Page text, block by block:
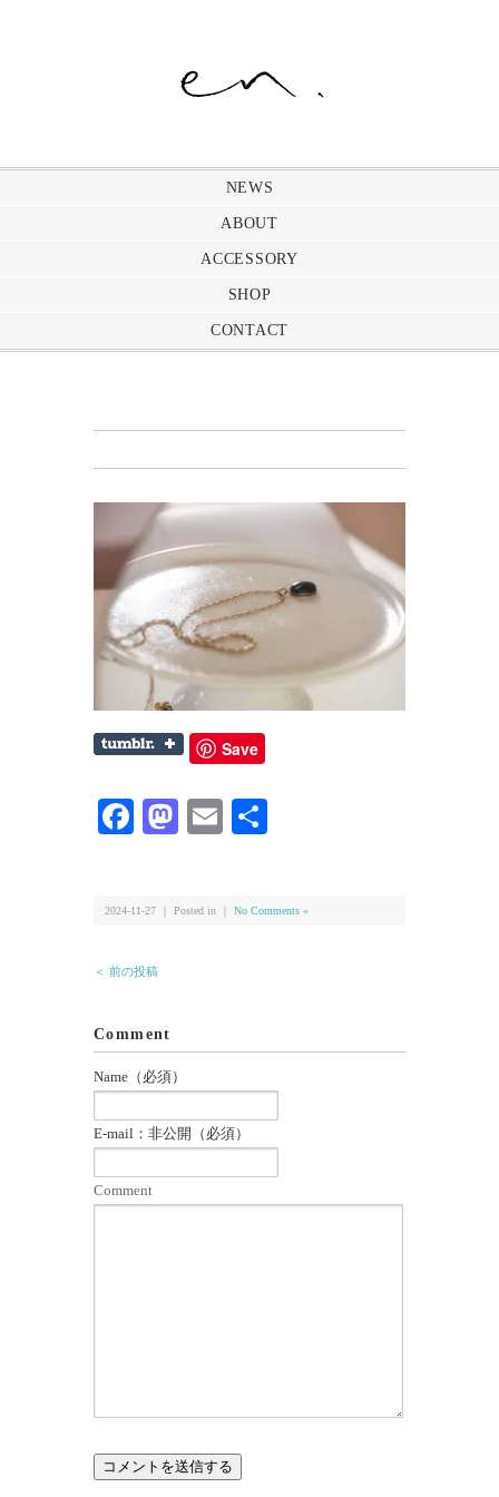
NEWS
ABOUT
ACCESSORY
SHOP
CONTACT
Save
Facebook
Mastodon
Email
2024-11-27 ｜ Posted in ｜ No Comments »
＜ 前の投稿
Comment
Name（必須）
E-mail：非公開（必須）
Comment